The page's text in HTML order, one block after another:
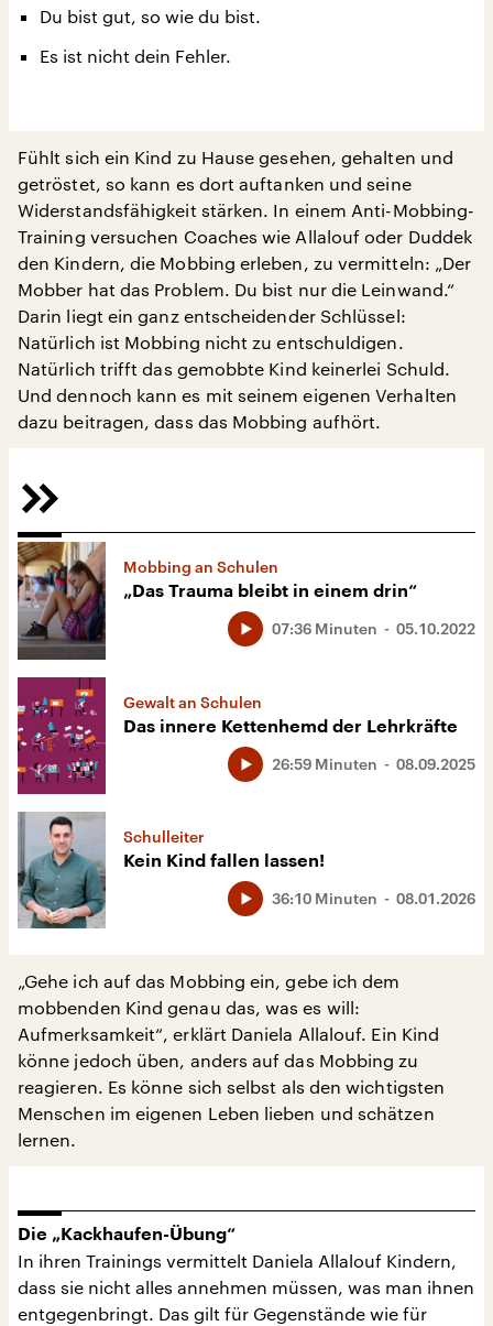
Du bist gut, so wie du bist.
Es ist nicht dein Fehler.
Fühlt sich ein Kind zu Hause gesehen, gehalten und
getröstet, so kann es dort auftanken und seine
Widerstandsfähigkeit stärken. In einem Anti-Mobbing-
Training versuchen Coaches wie Allalouf oder Duddek
den Kindern, die Mobbing erleben, zu vermitteln: „Der
Mobber hat das Problem. Du bist nur die Leinwand.“
Darin liegt ein ganz entscheidender Schlüssel:
Natürlich ist Mobbing nicht zu entschuldigen.
Natürlich trifft das gemobbte Kind keinerlei Schuld.
Und dennoch kann es mit seinem eigenen Verhalten
dazu beitragen, dass das Mobbing aufhört.
Mobbing an Schulen
„Das Trauma bleibt in einem drin“
05.10.2022
07:36 Minuten
Gewalt an Schulen
Das innere Kettenhemd der Lehrkräfte
08.09.2025
26:59 Minuten
Schulleiter
Kein Kind fallen lassen!
08.01.2026
36:10 Minuten
„Gehe ich auf das Mobbing ein, gebe ich dem
mobbenden Kind genau das, was es will:
Aufmerksamkeit“, erklärt Daniela Allalouf. Ein Kind
könne jedoch üben, anders auf das Mobbing zu
reagieren. Es könne sich selbst als den wichtigsten
Menschen im eigenen Leben lieben und schätzen
lernen.
Die „Kackhaufen-Übung“
In ihren Trainings vermittelt Daniela Allalouf Kindern,
dass sie nicht alles annehmen müssen, was man ihnen
entgegenbringt. Das gilt für Gegenstände wie für